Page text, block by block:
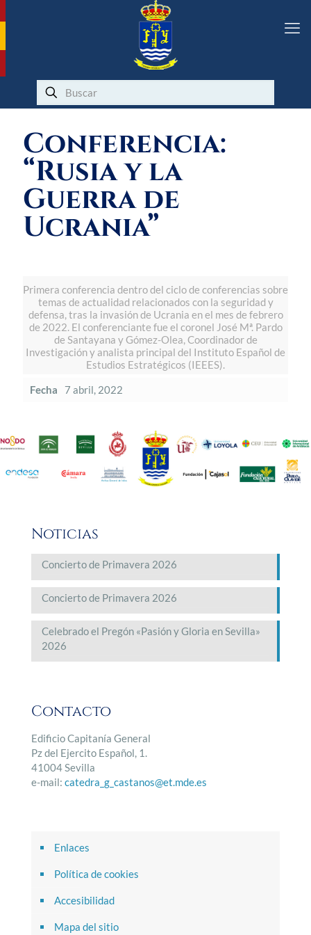
Conferencia:
“Rusia y la
Guerra de
Ucrania”
Primera conferencia dentro del ciclo de conferencias sobre
temas de actualidad relacionados con la seguridad y
defensa, tras la invasión de Ucrania en el mes de febrero
de 2022. El conferenciante fue el coronel José Mª. Pardo
de Santayana y Gómez-Olea, Coordinador de
Investigación y analista principal del Instituto Español de
Estudios Estratégicos (IEEES).
Fecha
7 abril, 2022
Noticias
Concierto de Primavera 2026
Concierto de Primavera 2026
Celebrado el Pregón «Pasión y Gloria en Sevilla»
2026
Contacto
Edificio Capitanía General
Pz del Ejercito Español, 1.
41004 Sevilla
e-mail: catedra_g_castanos@et.mde.es
Enlaces
Política de cookies
Accesibilidad
Mapa del sitio